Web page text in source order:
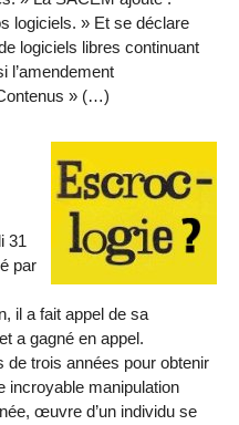
logiciels. » Et se déclare
logiciels libres continuant
l’amendement
» (…)
31
par
il a fait appel de sa
a gagné en appel.
de trois années pour obtenir
incroyable manipulation
œuvre d’un individu se